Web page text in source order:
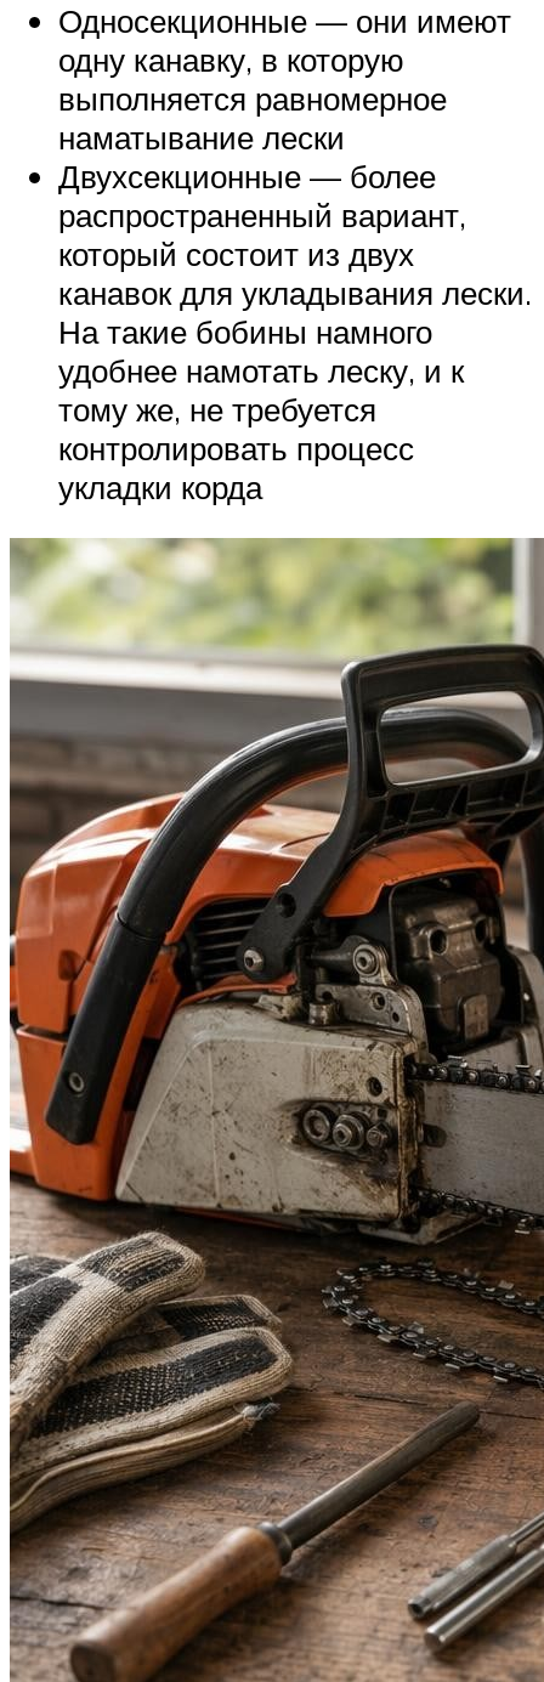
Односекционные — они имеют
одну канавку, в которую
выполняется равномерное
наматывание лески
Двухсекционные — более
распространенный вариант,
который состоит из двух
канавок для укладывания лески.
На такие бобины намного
удобнее намотать леску, и к
тому же, не требуется
контролировать процесс
укладки корда